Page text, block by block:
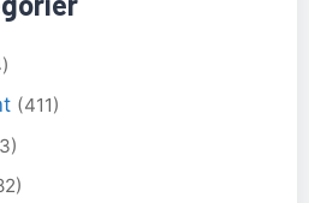
(411)